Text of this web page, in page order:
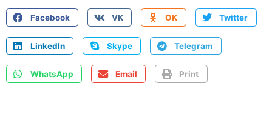
Facebook VK OK Twitter
LinkedIn Skype Telegram
WhatsApp Email Print